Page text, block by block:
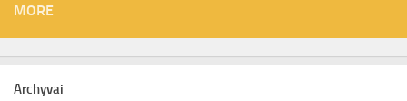
MORE
Archyvai